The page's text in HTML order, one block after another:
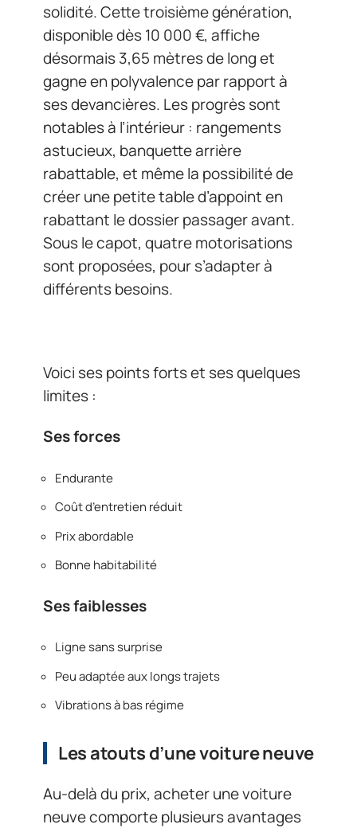
solidité. Cette troisième génération,
disponible dès 10 000 €, affiche
désormais 3,65 mètres de long et
gagne en polyvalence par rapport à
ses devancières. Les progrès sont
notables à l’intérieur : rangements
astucieux, banquette arrière
rabattable, et même la possibilité de
créer une petite table d’appoint en
rabattant le dossier passager avant.
Sous le capot, quatre motorisations
sont proposées, pour s’adapter à
différents besoins.
Voici ses points forts et ses quelques
limites :
Ses forces
Endurante
Coût d’entretien réduit
Prix abordable
Bonne habitabilité
Ses faiblesses
Ligne sans surprise
Peu adaptée aux longs trajets
Vibrations à bas régime
Les atouts d’une voiture neuve
Au-delà du prix, acheter une voiture
neuve comporte plusieurs avantages